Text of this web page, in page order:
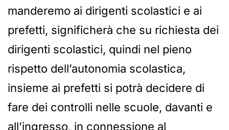
manderemo ai dirigenti scolastici e ai
prefetti, significherà che su richiesta dei
dirigenti scolastici, quindi nel pieno
rispetto dell’autonomia scolastica,
insieme ai prefetti si potrà decidere di
fare dei controlli nelle scuole, davanti e
all’ingresso, in connessione al